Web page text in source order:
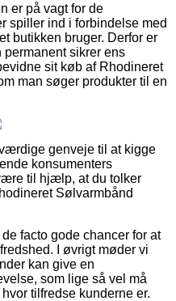
er på vagt for de
spiller ind i forbindelse med
butikken bruger. Derfor er
sikrer ens
sit køb af Rhodineret
man søger produkter til en
genveje til at kigge
konsumenters
til hjælp, at du tolker
Sølvarmbånd
facto gode chancer for at
I øvrigt møder vi
kan give en
som lige så vel må
tilfredse kunderne er.